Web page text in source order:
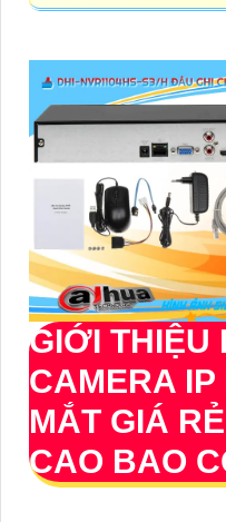
GIỚI THIỆU
CAMERA
MẮT GIÁ RẺ
CAO BAO